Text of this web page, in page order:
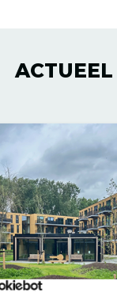
ACTUEEL